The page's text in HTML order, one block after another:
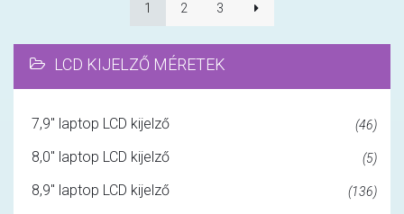
1 2 3
LCD KIJELZŐ MÉRETEK
7,9" laptop LCD kijelző (46)
8,0" laptop LCD kijelző (5)
8,9" laptop LCD kijelző (136)